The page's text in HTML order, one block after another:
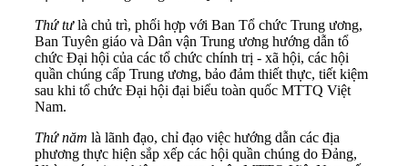
Thứ tưlà chủ trì, phối hợp với Ban Tổ chức Trung ương,
Ban Tuyên giáo và Dân vận Trung ương hướng dẫn tổ
chức Đại hội của các tổ chức chính trị - xã hội, các hội
quần chúng cấp Trung ương, bảo đảm thiết thực, tiết kiệm
sau khi tổ chức Đại hội đại biểu toàn quốc MTTQ Việt
Nam.
Thứ năm là lãnh đạo, chỉ đạo việc hướng dẫn các địa
phương thực hiện sắp xếp các hội quần chúng do Đảng,